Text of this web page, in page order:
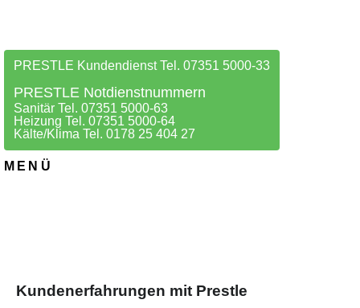
PRESTLE Kundendienst Tel. 07351 5000-33
PRESTLE Notdienstnummern
Sanitär Tel. 07351 5000-63
Heizung Tel. 07351 5000-64
Kälte/Klima Tel. 0178 25 404 27
MENÜ
Kundenerfahrungen mit Prestle